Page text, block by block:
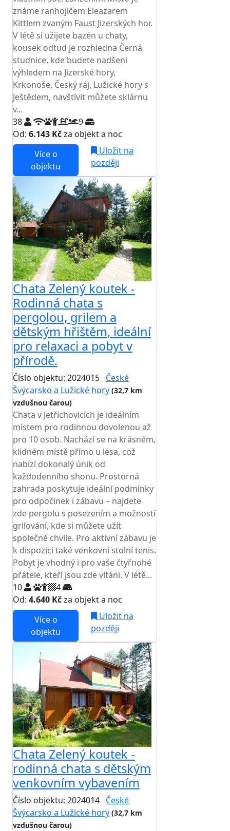
známe ranhojičem Eleazarem
Kittlem zvaným Faust Jizerských hor.
V létě si užijete bazén u chaty,
kousek odtud je rozhledna Černá
studnice, kde budete nadšeni
výhledem na Jizerské hory,
Krkonoše, Český ráj, Lužické hory s
Ještědem, navštívit můžete sklárnu
v...
38
9
Od: 6.143 Kčza objekt a noc
Více o
objektu
Uložit na
později
Chata Zelený koutek -
Rodinná chata s
pergolou, grilem a
dětským hřištěm, ideální
pro relaxaci a pobyt v
přírodě.
Číslo objektu: 2024015 České
Švýcarsko a Lužické hory (32,7 km
vzdušnou čarou)
Chata v Jetřichovicích je ideálním
místem pro rodinnou dovolenou až
pro 10 osob. Nachází se na krásném,
klidném místě přímo u lesa, což
nabízí dokonalý únik od
každodenního shonu. Prostorná
zahrada poskytuje ideální podmínky
pro odpočinek i zábavu – najdete
zde pergolu s posezením a možností
grilování, kde si můžete užít
společné chvíle. Pro aktivní zábavu je
k dispozici také venkovní stolní tenis.
Pobyt je vhodný i pro vaše čtyřnohé
přátele, kteří jsou zde vítáni. V létě...
10
4
Od: 4.640 Kčza objekt a noc
Více o
objektu
Uložit na
později
Chata Zelený koutek -
rodinná chata s dětským
venkovním vybavením
Číslo objektu: 2024014 České
Švýcarsko a Lužické hory (32,7 km
vzdušnou čarou)